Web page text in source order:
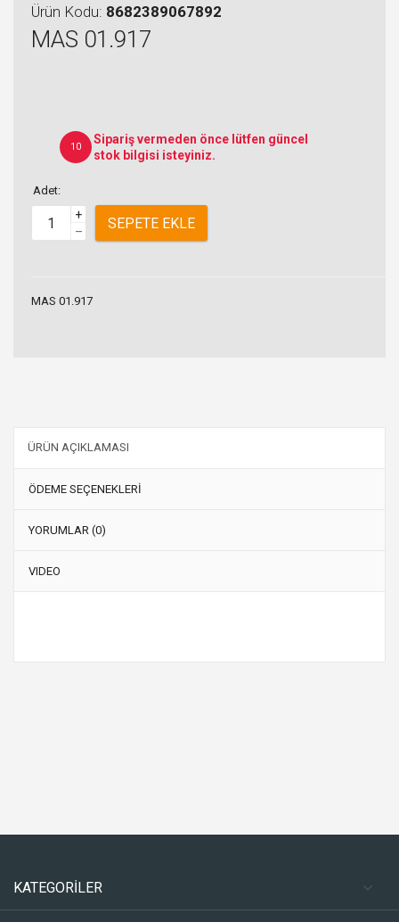
Ürün Kodu: 8682389067892
MAS 01.917
10
Sipariş vermeden önce lütfen güncel
stok bilgisi isteyiniz.
Adet:
+
–
SEPETE EKLE
MAS 01.917
ÜRÜN AÇIKLAMASI
ÖDEME SEÇENEKLERİ
YORUMLAR (0)
VIDEO
KATEGORİLER